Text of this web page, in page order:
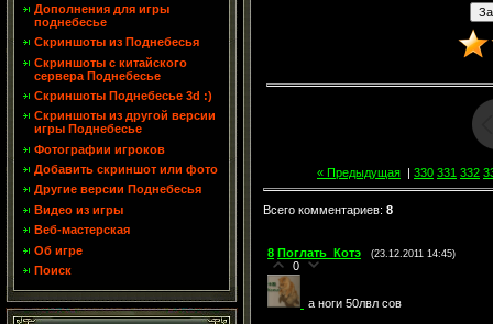
Дополнения для игры
поднебесье
Скриншоты из Поднебесья
Скриншоты с китайского
сервера Поднебесье
Скриншоты Поднебесье 3d :)
Скриншоты из другой версии
игры Поднебесье
Фотографии игроков
Добавить скриншот или фото
Другие версии Поднебесья
Видео из игры
Веб-мастерская
Об игре
Поиск
« Предыдущая | 330 331 332
Всего комментариев: 8
8 Поглать_Котэ (23.12.2011 14:45)
0
а ноги 50лвл сов